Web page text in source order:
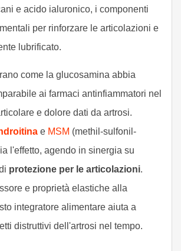
e acido ialuronico, i componenti
per rinforzare le articolazioni e
lubrificato.
come la glucosamina abbia
ai farmaci antinfiammatori nel
e dolore dati da artrosi.
e MSM (methil-sulfonil-
l'effetto, agendo in sinergia su
protezione per le articolazioni.
e proprietà elastiche alla
integratore alimentare aiuta a
distruttivi dell'artrosi nel tempo.